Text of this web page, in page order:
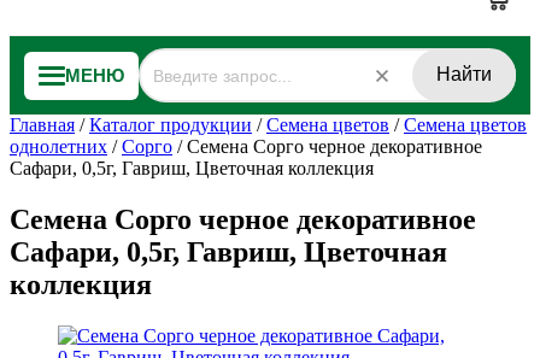
МЕНЮ Найти
Главная /Каталог продукции /Семена цветов /Семена цветов
однолетних /Сорго /Семена Сорго черное декоративное
Сафари, 0,5г, Гавриш, Цветочная коллекция
Семена Сорго черное декоративное
Сафари, 0,5г, Гавриш, Цветочная
коллекция